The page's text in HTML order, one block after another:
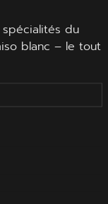
du
blanc – le tout